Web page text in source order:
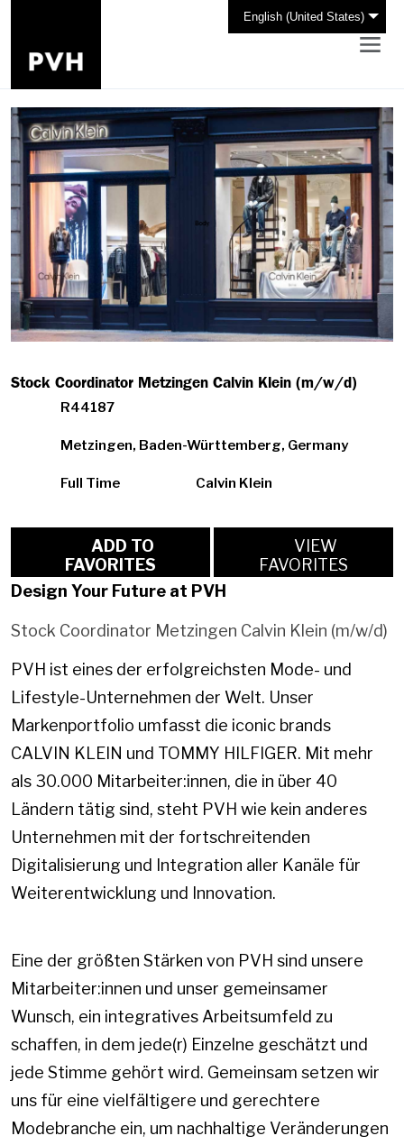
English (United States)
Stock Coordinator Metzingen Calvin Klein (m/w/d)
R44187
Metzingen, Baden-Württemberg, Germany
Full Time Calvin Klein
FAVORITES
VIEW
FAVORITES
Design Your Future at PVH
Stock Coordinator Metzingen Calvin Klein (m/w/d)
PVH ist eines der erfolgreichsten Mode- und
Lifestyle-Unternehmen der Welt. Unser
Markenportfolio umfasst die iconic brands
CALVIN KLEIN und TOMMY HILFIGER. Mit mehr
als 30.000 Mitarbeiter:innen, die in über 40
Ländern tätig sind, steht PVH wie kein anderes
Unternehmen mit der fortschreitenden
Digitalisierung und Integration aller Kanäle für
Weiterentwicklung und Innovation.
Eine der größten Stärken von PVH sind unsere
Mitarbeiter:innen und unser gemeinsamer
Wunsch, ein integratives Arbeitsumfeld zu
schaffen, in dem jede(r) Einzelne geschätzt und
jede Stimme gehört wird. Gemeinsam setzen wir
uns für eine vielfältigere und gerechtere
Modebranche ein, um nachhaltige Veränderungen